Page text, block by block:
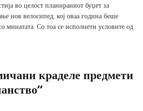
во целост планираниот буџет за
нов велосипед, кој оваа година беше
минатата. Со тоа се исполнети условите од
краделе предмети